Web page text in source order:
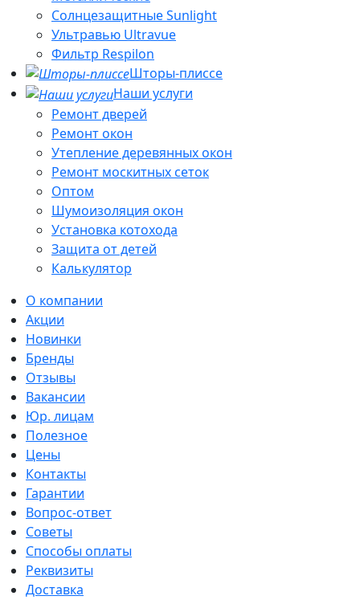
Солнцезащитные Sunlight
Ультравью Ultravue
Фильтр Respilon
Шторы-плиссе
Наши услуги
Ремонт дверей
Ремонт окон
Утепление деревянных окон
Ремонт москитных сеток
Оптом
Шумоизоляция окон
Установка котохода
Защита от детей
Калькулятор
О компании
Акции
Новинки
Бренды
Отзывы
Вакансии
Юр. лицам
Полезное
Цены
Контакты
Гарантии
Вопрос-ответ
Советы
Способы оплаты
Реквизиты
Доставка